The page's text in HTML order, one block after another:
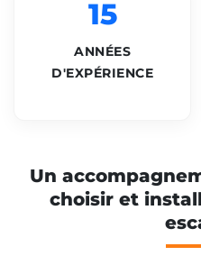
15
ANNÉES
D'EXPÉRIENCE
Un
choisir et